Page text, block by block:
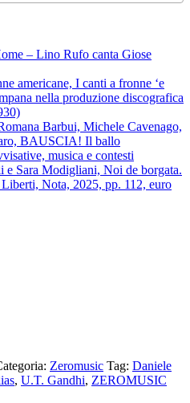
– Lino Rufo canta Giose
americane, I canti a fronne ‘e
nella produzione discografica
Barbui, Michele Cavenago,
BAUSCIA! Il ballo
musica e contesti
e Sara Modigliani, Noi de borgata.
Nota, 2025, pp. 112, euro
Zeromusic Tag: Daniele
, U.T. Gandhi, ZEROMUSIC